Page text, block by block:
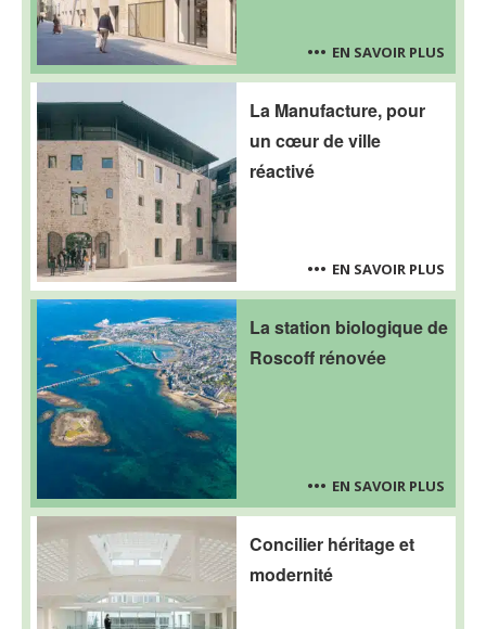
EN SAVOIR PLUS
La Manufacture, pour
un cœur de ville
réactivé
EN SAVOIR PLUS
La station biologique de
Roscoff rénovée
EN SAVOIR PLUS
Concilier héritage et
modernité